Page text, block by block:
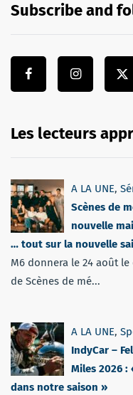
Subscribe and
Les lecteurs
A LA UNE,
Scènes de
nouvelle
… tout sur la nouvelle
M6 donnera le 24 août
de Scènes de mé...
A LA UNE,
IndyCar –
Miles 2026
dans notre saison »